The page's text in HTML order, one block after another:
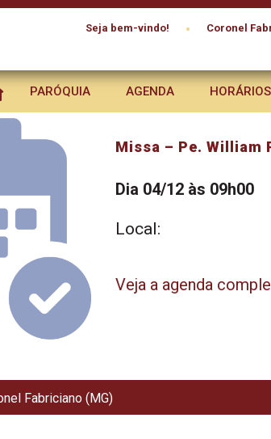
Seja bem-vindo! • Coronel
PARÓQUIA AGENDA
Missa – Pe. William
Dia 04/12 às 09h00
Local:
Veja a agenda
Fabriciano (MG)